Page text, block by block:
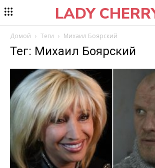
LADY
Домой Теги Михаил Боярский
Тег: Михаил Боярский